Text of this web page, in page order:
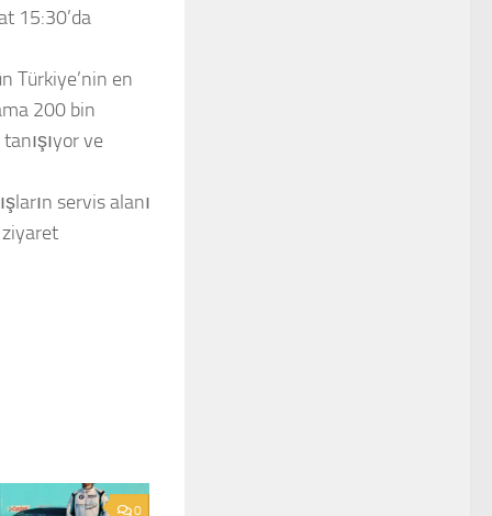
15:30’da
Türkiye’nin en
200 bin
ve
servis alanı
0